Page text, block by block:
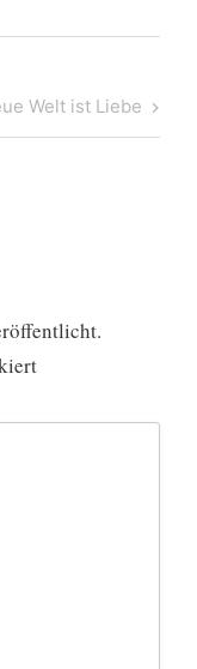
Welt ist Liebe